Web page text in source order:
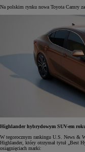
Na polskim rynku nowa Toyota Camry
Highlander hybrydowym SUV-em
W tegorocznym rankingu U.S. News &
Highlander, który otrzymał tytuł „Best
osiągnięciach marki: